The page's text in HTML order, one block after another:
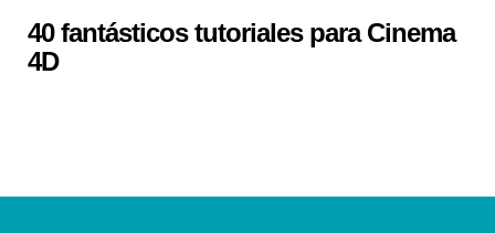
40 fantásticos tutoriales para Cinema
4D